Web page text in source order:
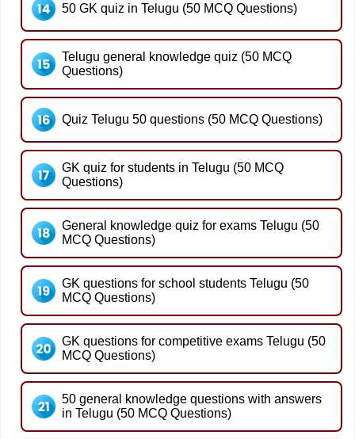
50 GK quiz in Telugu (50 MCQ Questions)
Telugu general knowledge quiz (50 MCQ
Questions)
Quiz Telugu 50 questions (50 MCQ Questions)
GK quiz for students in Telugu (50 MCQ
Questions)
General knowledge quiz for exams Telugu (50
MCQ Questions)
GK questions for school students Telugu (50
MCQ Questions)
GK questions for competitive exams Telugu (50
MCQ Questions)
50 general knowledge questions with answers
in Telugu (50 MCQ Questions)